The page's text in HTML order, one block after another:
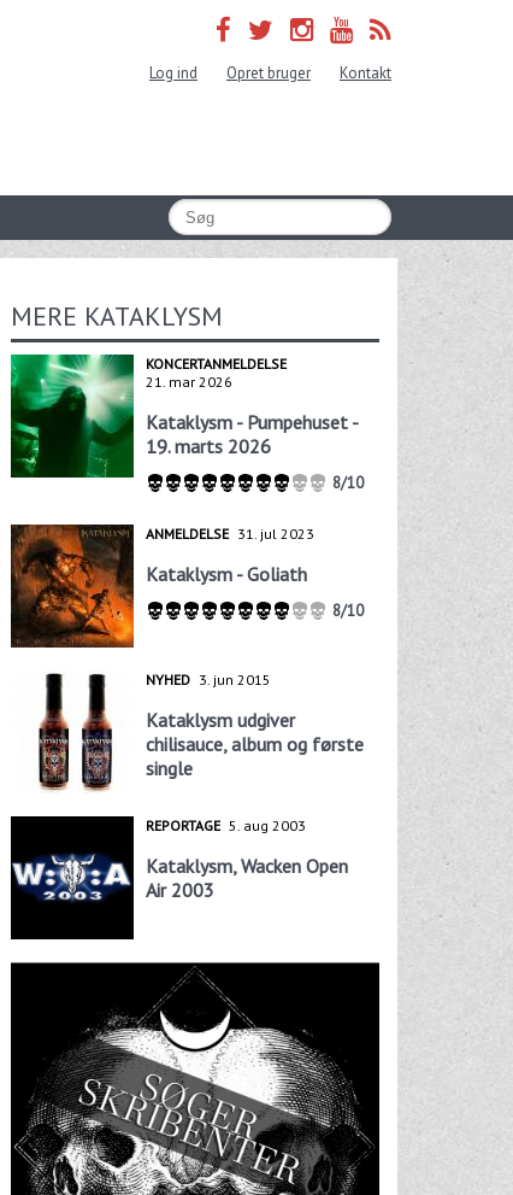
Log ind Opret bruger Kontakt
MERE KATAKLYSM
KONCERTANMELDELSE
21. mar 2026
Kataklysm - Pumpehuset -
19. marts 2026
8/10
ANMELDELSE 31. jul 2023
Kataklysm - Goliath
8/10
NYHED 3. jun 2015
Kataklysm udgiver
chilisauce, album og første
single
REPORTAGE 5. aug 2003
Kataklysm, Wacken Open
Air 2003